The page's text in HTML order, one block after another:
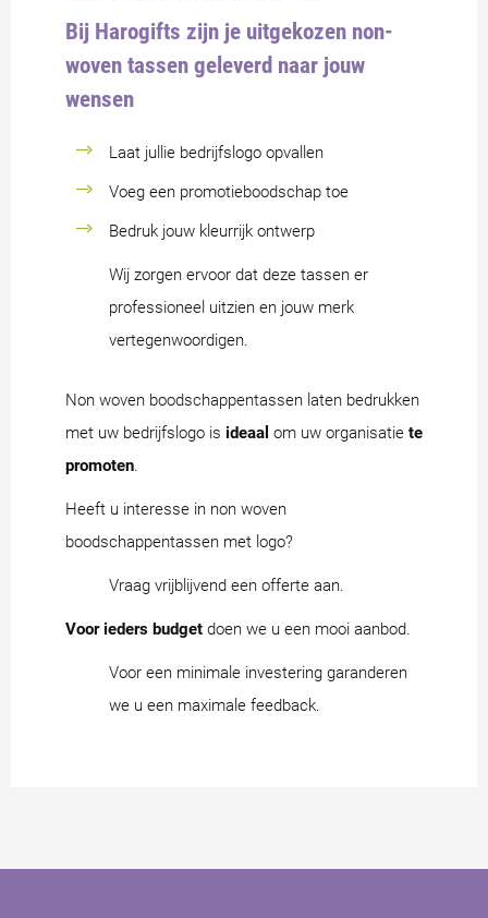
Bij Harogifts zijn je uitgekozen non-
woven tassen geleverd naar jouw
wensen
Laat jullie bedrijfslogo opvallen
Voeg een promotieboodschap toe
Bedruk jouw kleurrijk ontwerp
Wij zorgen ervoor dat deze tassen er
professioneel uitzien en jouw merk
vertegenwoordigen.
Non woven boodschappentassen laten bedrukken
met uw bedrijfslogo is ideaal om uw organisatie te
promoten
Heeft u interesse in non woven
boodschappentassen met logo?
Vraag vrijblijvend een offerte aan.
Voor ieders budget doen we u een mooi aanbod.
Voor een minimale investering garanderen
we u een maximale feedback.